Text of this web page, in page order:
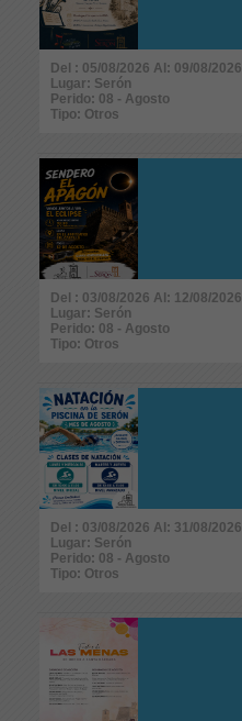
Del : 05/08/2026 Al: 09/08/2026
Lugar: Serón
Perido: 08 - Agosto
Tipo: Otros
Del : 03/08/2026 Al: 12/08/2026
Lugar: Serón
Perido: 08 - Agosto
Tipo: Otros
Del : 03/08/2026 Al: 31/08/2026
Lugar: Serón
Perido: 08 - Agosto
Tipo: Otros